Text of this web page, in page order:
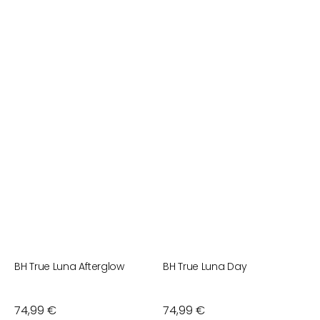
BH True Luna Afterglow
Normaler
74,99 €
BH True Luna Day
Normaler
74,99 €